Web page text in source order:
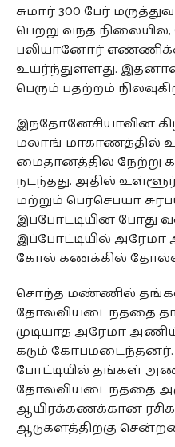
சுமார் 300 பேர்
பெற்று வந்த
பலியானோர்
உயர்ந்துள்ளது.
பெரும் பதற்றம்
இந்தோனேசியாவின்
மலாங் மாகாணத்தில்
மைதானத்தில் நேற்று
நடந்தது. அதில்
மற்றும் பெர்செபயா
இப்போட்டியின் போது
இப்போட்டியில்
கோல் கணக்கில்
சொந்த மண்ணில்
தோல்வியடைந்ததை
முடியாத அரேமா
கடும் கோபமடைந்தனர்.
போட்டியில் தங்கள்
தோல்வியடைந்ததை
ஆயிரக்கணக்கான
ஆடுகளத்திற்கு